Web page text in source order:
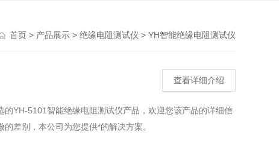
首页 > 产品展示 > 绝缘电阻测试仪 > YH智能绝缘电阻测试仪
查看详细介绍
YH-5101智能绝缘电阻测试仪产品，欢迎您该产品的详细信
差别，本公司为您提供*的解决方案。